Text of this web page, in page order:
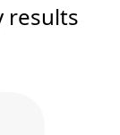
results